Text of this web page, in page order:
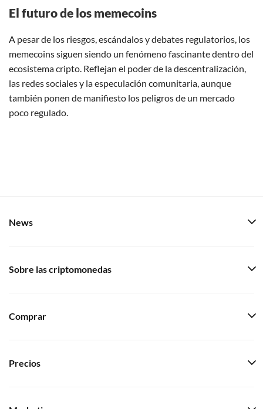
El futuro de los memecoins
A pesar de los riesgos, escándalos y debates regulatorios, los
memecoins siguen siendo un fenómeno fascinante dentro del
ecosistema cripto. Reflejan el poder de la descentralización,
las redes sociales y la especulación comunitaria, aunque
también ponen de manifiesto los peligros de un mercado
poco regulado.
News
Sobre las criptomonedas
Comprar
Precios